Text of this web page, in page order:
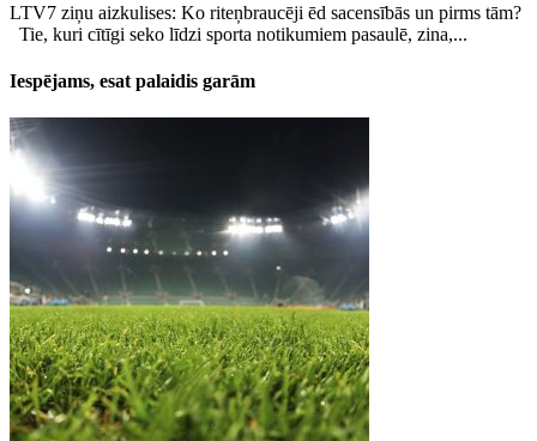
LTV7 ziņu aizkulises: Ko riteņbraucēji ēd sacensībās un pirms tām?
Tie, kuri cītīgi seko līdzi sporta notikumiem pasaulē, zina,...
Iespējams, esat palaidis garām